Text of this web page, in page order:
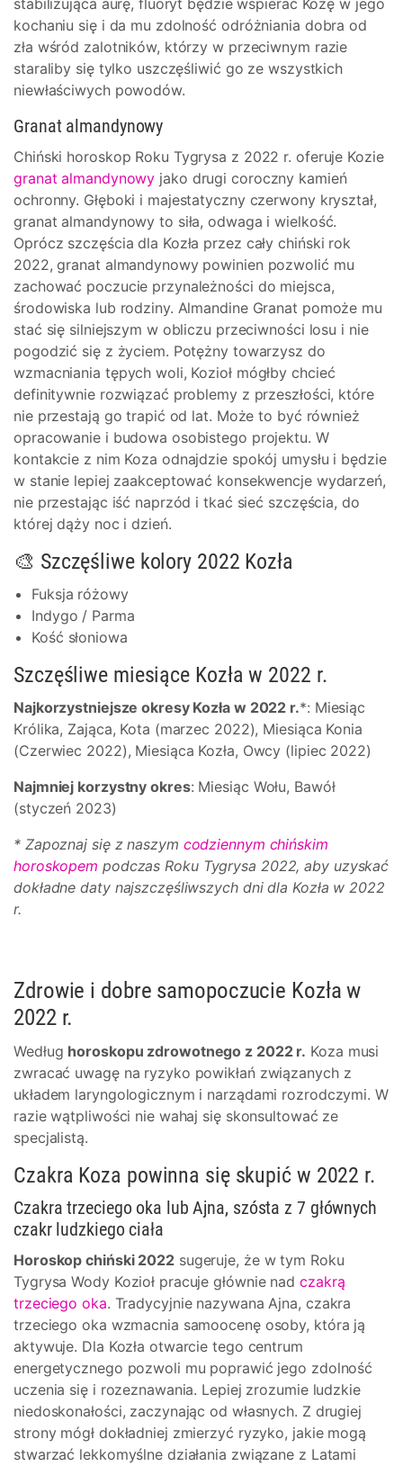
stabilizująca aurę, fluoryt będzie wspierać Kozę w jego
kochaniu się i da mu zdolność odróżniania dobra od
zła wśród zalotników, którzy w przeciwnym razie
staraliby się tylko uszczęśliwić go ze wszystkich
niewłaściwych powodów.
Granat almandynowy
Chiński horoskop Roku Tygrysa z 2022 r. oferuje Kozie
granat almandynowy jako drugi coroczny kamień
ochronny. Głęboki i majestatyczny czerwony kryształ,
granat almandynowy to siła, odwaga i wielkość.
Oprócz szczęścia dla Kozła przez cały chiński rok
2022, granat almandynowy powinien pozwolić mu
zachować poczucie przynależności do miejsca,
środowiska lub rodziny. Almandine Granat pomoże mu
stać się silniejszym w obliczu przeciwności losu i nie
pogodzić się z życiem. Potężny towarzysz do
wzmacniania tępych woli, Kozioł mógłby chcieć
definitywnie rozwiązać problemy z przeszłości, które
nie przestają go trapić od lat. Może to być również
opracowanie i budowa osobistego projektu. W
kontakcie z nim Koza odnajdzie spokój umysłu i będzie
w stanie lepiej zaakceptować konsekwencje wydarzeń,
nie przestając iść naprzód i tkać sieć szczęścia, do
której dąży noc i dzień.
🎨 Szczęśliwe kolory 2022 Kozła
Fuksja różowy
Indygo / Parma
Kość słoniowa
Szczęśliwe miesiące Kozła w 2022 r.
Najkorzystniejsze okresy Kozła w 2022 r.*: Miesiąc
Królika, Zająca, Kota (marzec 2022), Miesiąca Konia
(Czerwiec 2022), Miesiąca Kozła, Owcy (lipiec 2022)
Najmniej korzystny okres: Miesiąc Wołu, Bawół
(styczeń 2023)
* Zapoznaj się z naszym codziennym chińskim
horoskopem podczas Roku Tygrysa 2022, aby uzyskać
dokładne daty najszczęśliwszych dni dla Kozła w 2022
r.
Zdrowie i dobre samopoczucie Kozła w
2022 r.
Według horoskopu zdrowotnego z 2022 r. Koza musi
zwracać uwagę na ryzyko powikłań związanych z
układem laryngologicznym i narządami rozrodczymi. W
razie wątpliwości nie wahaj się skonsultować ze
specjalistą.
Czakra Koza powinna się skupić w 2022 r.
Czakra trzeciego oka lub Ajna, szósta z 7 głównych
czakr ludzkiego ciała
Horoskop chiński 2022sugeruje, że w tym Roku
Tygrysa Wody Kozioł pracuje głównie nad czakrą
trzeciego oka. Tradycyjnie nazywana Ajna, czakra
trzeciego oka wzmacnia samoocenę osoby, która ją
aktywuje. Dla Kozła otwarcie tego centrum
energetycznego pozwoli mu poprawić jego zdolność
uczenia się i rozeznawania. Lepiej zrozumie ludzkie
niedoskonałości, zaczynając od własnych. Z drugiej
strony mógł dokładniej zmierzyć ryzyko, jakie mogą
stwarzać lekkomyślne działania związane z Latami